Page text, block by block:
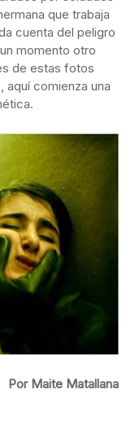
que trabaja
cuenta del peligro
momento otro
de estas fotos
aquí comienza una
Por Maite Matallana